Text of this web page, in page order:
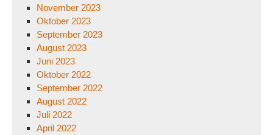
November 2023
Oktober 2023
September 2023
August 2023
Juni 2023
Oktober 2022
September 2022
August 2022
Juli 2022
April 2022